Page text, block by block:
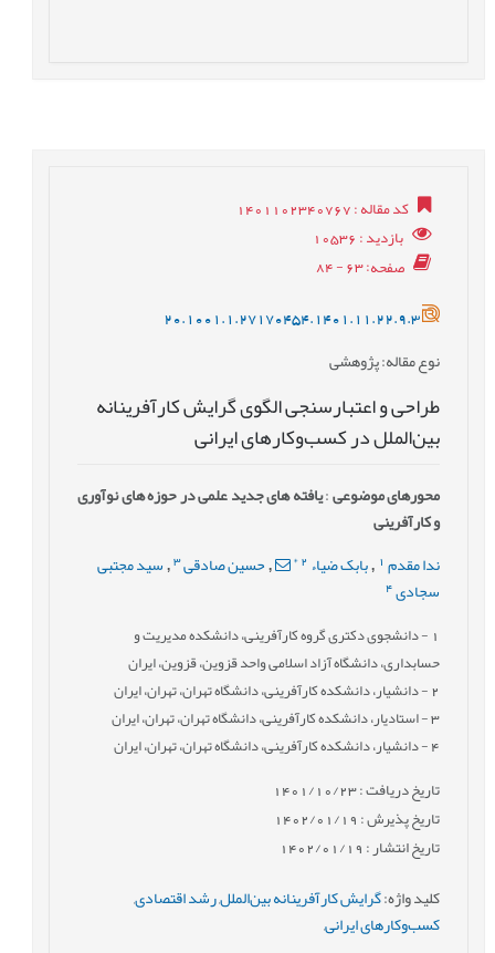
کد مقاله: 1401102340767
بازدید: 10536
صفحه: 63 - 84
20.1001.1.27170454.1401.11.22.9.3
نوع مقاله: پژوهشی
طراحی و اعتبارسنجی الگوی گرایش کارآفرینانه
بین‌الملل در کسب‌وکارهای ایرانی
محورهای موضوعی:یافته های جدید علمی در حوزه های نوآوری
و کارآفرینی
ندا مقدم1
, بابک ضیاء 2
*
,حسین صادقی 3
,سید مجتبی
سجادی 4
- دانشجوی دکتری گروه کارآفرینی، دانشکده مدیریت و
حسابداری، دانشگاه آزاد اسلامی واحد قزوین، قزوین، ایران
2- دانشیار، دانشکده کارآفرینی، دانشگاه تهران، تهران، ایران
3- استادیار، دانشکده کارآفرینی، دانشگاه تهران، تهران، ایران
4- دانشیار، دانشکده کارآفرینی، دانشگاه تهران، تهران، ایران
تاریخ دریافت : 1401/10/23
تاریخ پذیرش : 1402/01/19
تاریخ انتشار : 1402/01/19
کلید واژه:گرایش کارآفرینانه بین‌الملل,رشد اقتصادی,
کسب‌وکارهای ایرانی,